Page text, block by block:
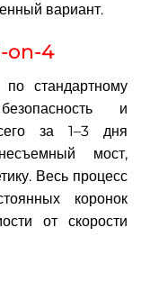
вариант.
on-4
стандартному
и
за 1–3 дня
мост,
Весь процесс
коронок
от скорости